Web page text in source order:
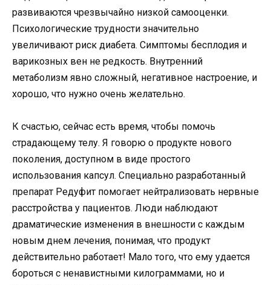
развиваются чрезвычайно низкой самооценки.
Психологические трудности значительно
увеличивают риск диабета. Симптомы бесплодия и
варикозных вен не редкость. Внутренний
метаболизм явно сложный, негативное настроение, и
хорошо, что нужно очень желательно.
К счастью, сейчас есть время, чтобы помочь
страдающему телу. Я говорю о продукте нового
поколения, доступном в виде простого
использования капсул. Специально разработанный
препарат Редуфит помогает нейтрализовать нервные
расстройства у пациентов. Люди наблюдают
драматические изменения в внешности с каждым
новым днем ​​лечения, понимая, что продукт
действительно работает! Мало того, что ему удается
бороться с ненавистными килограммами, но и